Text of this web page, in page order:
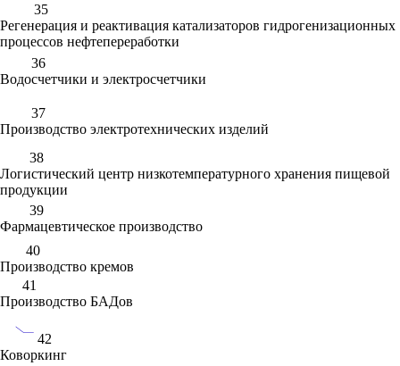
35
Регенерация и реактивация катализаторов гидрогенизационных
процессов нефтепереработки
36
Водосчетчики и электросчетчики
37
Производство электротехнических изделий
38
Логистический центр низкотемпературного хранения пищевой
продукции
39
Фармацевтическое производство
40
Производство кремов
41
Производство БАДов
42
Коворкинг